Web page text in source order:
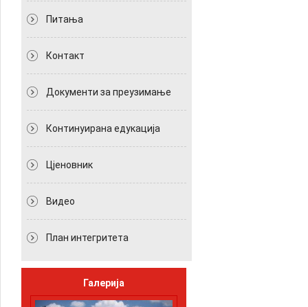
Питања
Контакт
Документи за преузимање
Континуирана едукација
Цјеновник
Видео
План интегритета
Галерија